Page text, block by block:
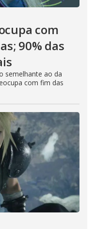
com
90% das
semelhante ao da
com fim das